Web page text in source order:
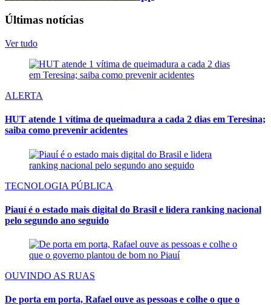
Últimas notícias
Ver tudo
ALERTA
HUT atende 1 vítima de queimadura a cada 2 dias em Teresina;
saiba como prevenir acidentes
TECNOLOGIA PÚBLICA
Piauí é o estado mais digital do Brasil e lidera ranking nacional
pelo segundo ano seguido
OUVINDO AS RUAS
De porta em porta, Rafael ouve as pessoas e colhe o que o